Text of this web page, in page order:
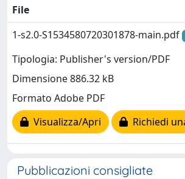
File
1-s2.0-S1534580720301878-main.pdf
Tipologia: Publisher's version/PDF
Dimensione 886.32 kB
Formato Adobe PDF
Visualizza/Apri
Richiedi
Pubblicazioni consigliate